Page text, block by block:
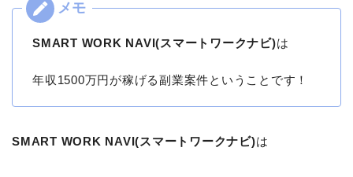
SMART WORK NAVI(スマートワークナビ)は
年収1500万円が稼げる副業案件ということです！
SMART WORK NAVI(スマートワークナビ)は